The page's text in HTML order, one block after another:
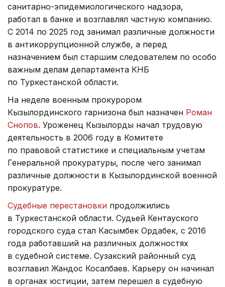
санитарно-эпидемиологического надзора,
работал в банке и возглавлял частную компанию.
С 2014 по 2025 год занимал различные должности
в антикоррупционной службе, а перед
назначением был старшим следователем по особо
важным делам департамента КНБ
по Туркестанской области.
На неделе военным прокурором
Кызылординского гарнизона был назначен Роман
Снопов. Уроженец Кызылорды начал трудовую
деятельность в 2006 году в Комитете
по правовой статистике и специальным учетам
Генеральной прокуратуры, после чего занимал
различные должности в Кызылординской военной
прокуратуре.
Судебные перестановки продолжились
в Туркестанской области. Судьей Кентауского
городского суда стал Касымбек Ордабек, с 2016
года работавший на различных должностях
в судебной системе. Сузакский районный суд
возглавил Жандос Косалбаев. Карьеру он начинал
в органах юстиции, затем перешел в судебную